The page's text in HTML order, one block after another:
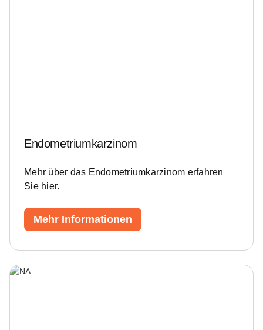
Endometriumkarzinom
Mehr über das Endometriumkarzinom erfahren
Sie hier.
Mehr Informationen